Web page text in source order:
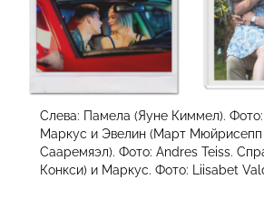
Слева: Памела (Яуне Киммел).
Маркус и Эвелин (Март Мюйрисепп
Сааремяэл). Фото: Andres Teiss.
Конкси) и Маркус. Фото: Liisabet